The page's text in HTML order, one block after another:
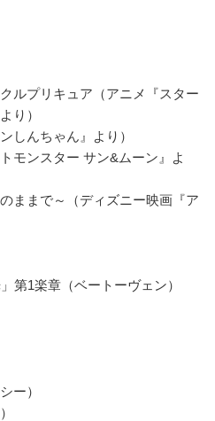
ルプリキュア（アニメ『スター
り）
しんちゃん』より）
モンスター サン&ムーン』よ
ままで～（ディズニー映画『ア
第1楽章（ベートーヴェン）
ー）